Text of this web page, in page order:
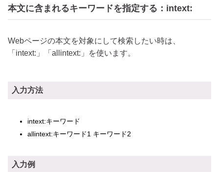
本文に含まれるキーワードを指定する：intext:
Webページの本文を対象にして検索したい時は、
「intext:」「allintext:」を使います。
入力方法
intext:キーワード
allintext:キーワード1 キーワード2
入力例